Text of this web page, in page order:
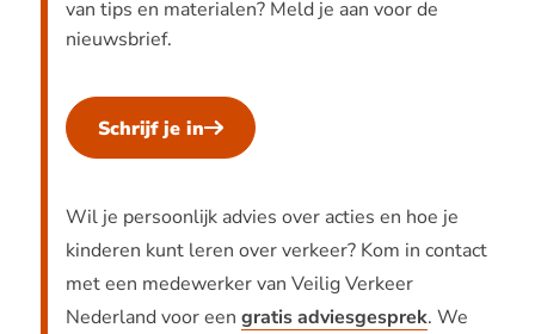
van tips en materialen? Meld je aan voor de
nieuwsbrief.
Schrijf je in
Wil je persoonlijk advies over acties en hoe je
kinderen kunt leren over verkeer? Kom in contact
met een medewerker van Veilig Verkeer
Nederland voor een gratis adviesgesprek. We